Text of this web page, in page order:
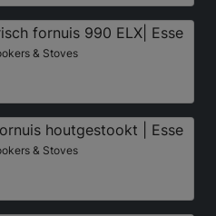
fornuis 990 ELX| Esse
& Stoves
houtgestookt | Esse
& Stoves